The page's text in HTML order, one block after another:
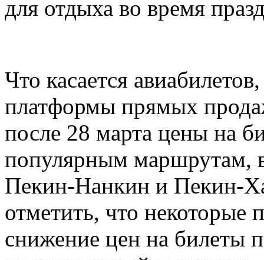
для отдыха во время
Что касается
платформы прямых
после 28 марта цены на
популярным маршрутам,
Пекин-Нанкин и Пекин-
отметить, что некоторые
снижение цен на билеты